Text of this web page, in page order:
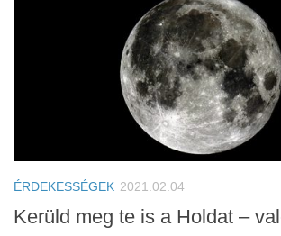
ÉRDEKESSÉGEK 2021.02.04
Kerüld meg te is a Holdat –